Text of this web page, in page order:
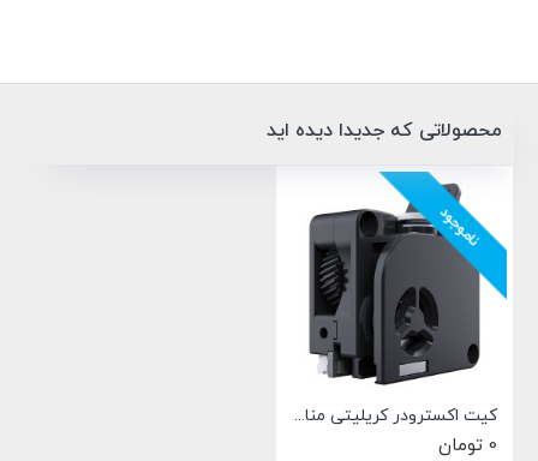
محصولاتی که جدیدا دیده اید
ناموجود
کیت اکسترودر کریلیتی مناسب خانواده K2
0 تومان